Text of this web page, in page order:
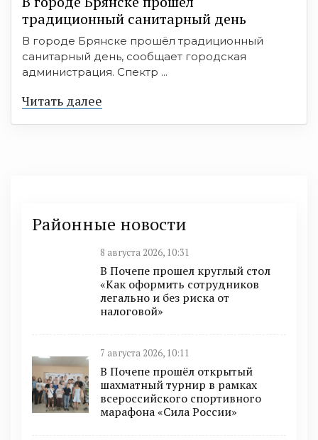
традиционный санитарный день
В городе Брянске прошёл традиционный
санитарный день, сообщает городская
администрация. Спектр ...
Читать далее
Районные новости
8 августа 2026, 10:31
В Почепе прошел круглый стол
«Как оформить сотрудников
легально и без риска от
налоговой»
7 августа 2026, 10:11
В Почепе прошёл открытый
шахматный турнир в рамках
всероссийского спортивного
марафона «Сила России»